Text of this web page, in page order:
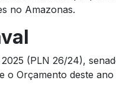
no Amazonas.
(PLN 26/24),
o Orçamento deste